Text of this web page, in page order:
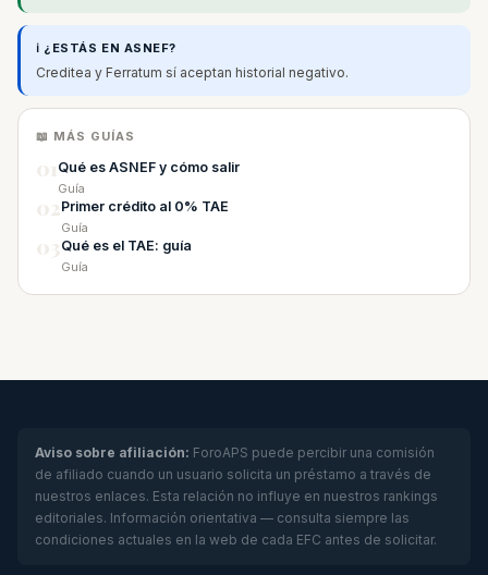
ℹ️ ¿ESTÁS EN ASNEF?
Creditea y Ferratum sí aceptan historial negativo.
📖 MÁS GUÍAS
Qué es ASNEF y cómo salir
Guía
Primer crédito al 0% TAE
Guía
Qué es el TAE: guía
Guía
Aviso sobre afiliación: ForoAPS puede percibir una comisión
de afiliado cuando un usuario solicita un préstamo a través de
nuestros enlaces. Esta relación no influye en nuestros rankings
editoriales. Información orientativa — consulta siempre las
condiciones actuales en la web de cada EFC antes de solicitar.